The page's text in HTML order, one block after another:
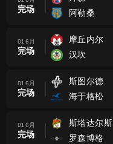
完场
阿勒桑
01 6月
完场
摩丘内尔
汉坎
01 6月
完场
斯图尔德
海于格松
01 6月
完场
斯塔达尔斯
罗森博格